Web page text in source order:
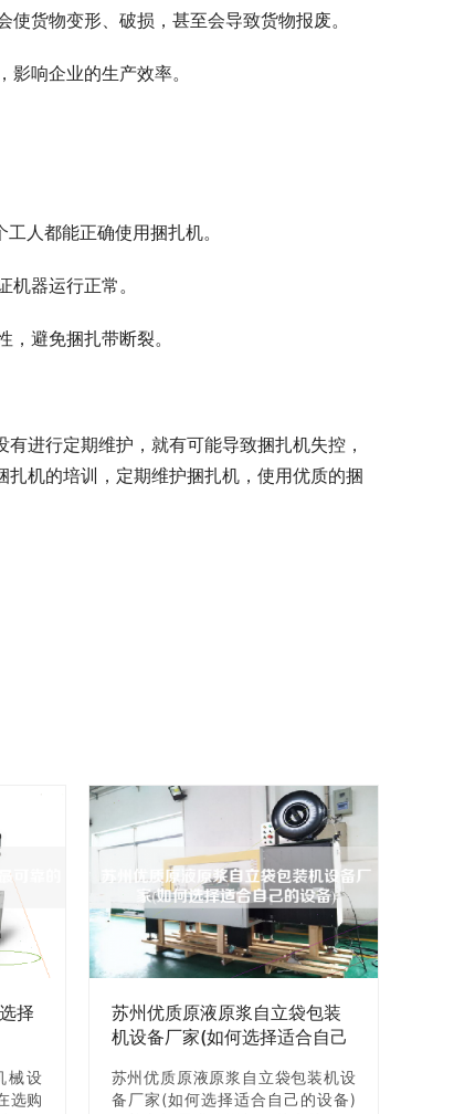
货物变形、破损，甚至会导致货物报废。
响企业的生产效率。
人都能正确使用捆扎机。
器运行正常。
避免捆扎带断裂。
进行定期维护，就有可能导致捆扎机失控，
机的培训，定期维护捆扎机，使用优质的捆
择
械设
选购
苏州优质原液原浆自立袋包装
机设备厂家(如何选择适合自己
苏州优质原液原浆自立袋包装机设
备厂家(如何选择适合自己的设备)